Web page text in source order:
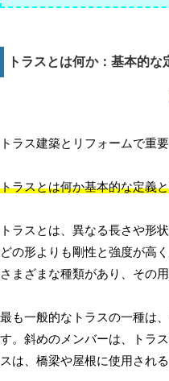
トラスとは何か：基本的な
トラス建築とリフォームで重
トラスとは何か基本的な定義
トラスとは、異なる長さや形
どの形よりも剛性と強度が高
さまざまな種類があり、その
最も一般的なトラスの一種は
す。斜めのメンバーは、トラ
スは、橋梁や屋根に使用され